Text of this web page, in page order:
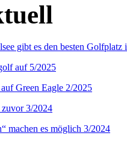
gibt es den besten
auf 5/2025
Green Eagle 2/2025
3/2024
machen es möglich 3/2024